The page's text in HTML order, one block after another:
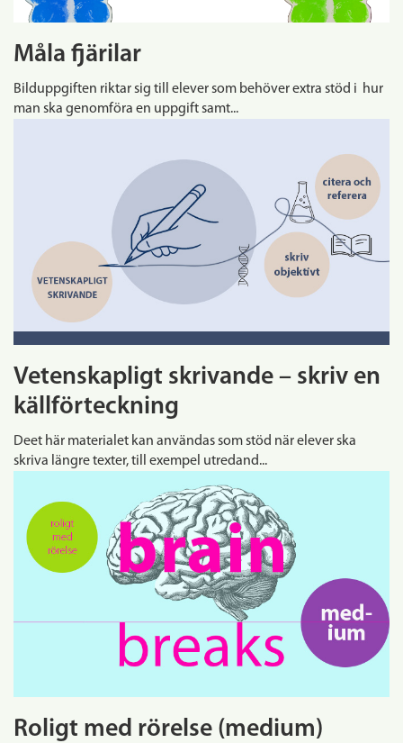
Måla fjärilar
Bilduppgiften riktar sig till elever som behöver extra stöd i hur
man ska genomföra en uppgift samt...
Vetenskapligt skrivande – skriv en
källförteckning
Deet här materialet kan användas som stöd när elever ska
skriva längre texter, till exempel utredand...
Roligt med rörelse (medium)